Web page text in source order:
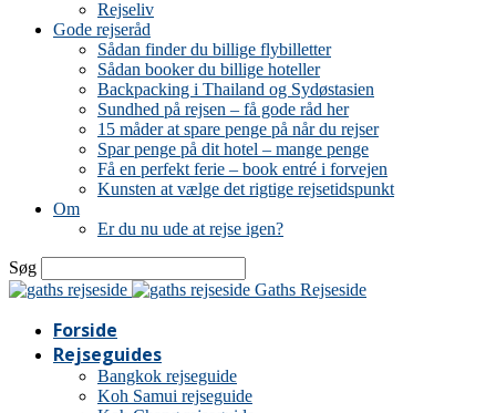
Rejseliv
Gode rejseråd
Sådan finder du billige flybilletter
Sådan booker du billige hoteller
Backpacking i Thailand og Sydøstasien
Sundhed på rejsen – få gode råd her
15 måder at spare penge på når du rejser
Spar penge på dit hotel – mange penge
Få en perfekt ferie – book entré i forvejen
Kunsten at vælge det rigtige rejsetidspunkt
Om
Er du nu ude at rejse igen?
Søg
Gaths Rejseside
Forside
Rejseguides
Bangkok rejseguide
Koh Samui rejseguide